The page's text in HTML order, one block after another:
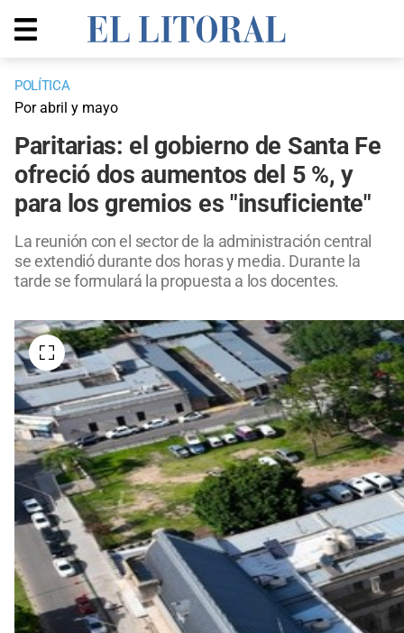
POLÍTICA
Por abril y mayo
Paritarias: el gobierno de Santa Fe
ofreció dos aumentos del 5 %, y
para los gremios es "insuficiente"
La reunión con el sector de la administración central
se extendió durante dos horas y media. Durante la
tarde se formulará la propuesta a los docentes.